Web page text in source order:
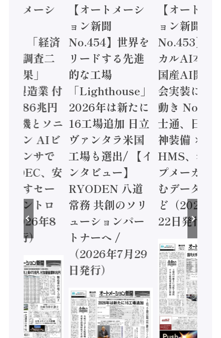
トメーシ
】「経済
態調査二
結果」
年製造業 付
額86兆円
電機とソニ
コン AIビ
センサで
/ IDEC、安
かすセー
コントロ
2026年8
発行）
【オートメーシ
ョン新聞
No.454】世界を
リードする先進
的な工場
「Lighthouse」
2026年は新たに
16工場追加 日立
ヴァンタラ米国
工場も選出/ 【イ
ンタビュー】
RYODEN 八道
常務 共創のソリ
ューションパー
トナーへ /
（2026年7月29
日発行）
【オートメ
ョン新聞
No.453】フ
カルAI本格
国産AI開発
会実装に活
動き
士通、日立
神装備 ×
HMS、老舗
プメーカー
むデータ活
ど（2026年
22日発行）